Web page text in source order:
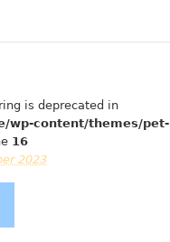
is deprecated in
wp-content/themes/pet-
16
2023